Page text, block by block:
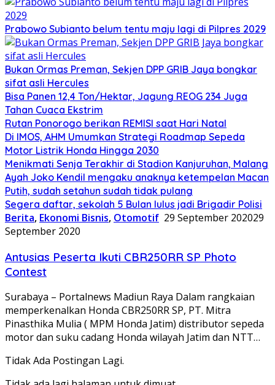
Prabowo Subianto belum tentu maju lagi di Pilpres 2029
Bukan Ormas Preman, Sekjen DPP GRIB Jaya bongkar
sifat asli Hercules
Bisa Panen 12,4 Ton/Hektar, Jagung REOG 234 Juga
Tahan Cuaca Ekstrim
Rutan Ponorogo berikan REMISI saat Hari Natal
Di IMOS, AHM Umumkan Strategi Roadmap Sepeda
Motor Listrik Honda Hingga 2030
Menikmati Senja Terakhir di Stadion Kanjuruhan, Malang
Ayah Joko Kendil mengaku anaknya ketempelan Macan
Putih, sudah setahun sudah tidak pulang
Segera daftar, sekolah 5 Bulan lulus jadi Brigadir Polisi
Berita, Ekonomi Bisnis, Otomotif 29 September 202029
September 2020
Antusias Peserta Ikuti CBR250RR SP Photo
Contest
Surabaya – Portalnews Madiun Raya Dalam rangkaian
memperkenalkan Honda CBR250RR SP, PT. Mitra
Pinasthika Mulia ( MPM Honda Jatim) distributor sepeda
motor dan suku cadang Honda wilayah Jatim dan NTT…
Tidak Ada Postingan Lagi.